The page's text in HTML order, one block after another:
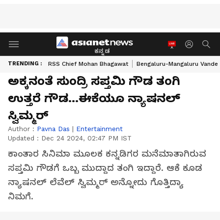
ಕನ್ನಡ
TRENDING : RSS Chief Mohan Bhagawat Bengaluru-Mangaluru
ಅಕ್ಕನಂತೆ ಸುಂದ್ರಿ ಸಪ್ತಮಿ ಗೌಡ ತಂಗಿ
ಉತ್ತರೆ ಗೌಡ…ಈಕೆಯೂ ನ್ಯಾಷನಲ್
ಸ್ವಿಮ್ಮರ್
Author : Pavna Das | Entertainment
Updated : Dec 24 2024, 02:47 PM IST
ಕಾಂತಾರ ಸಿನಿಮಾ ಮೂಲಕ ಕನ್ನಡಿಗರ ಮನೆಮಾತಾಗಿರುವ
ಸಪ್ತಮಿ ಗೌಡಗೆ ಒಬ್ಬ ಮುದ್ದಾದ ತಂಗಿ ಇದ್ದಾರೆ. ಆಕೆ ಕೂಡ
ನ್ಯಾಷನಲ್ ಲೆವೆಲ್ ಸ್ವಿಮ್ಮರ್ ಅನ್ನೋದು ಗೊತ್ತಿದ್ಯಾ
ನಿಮಗೆ.